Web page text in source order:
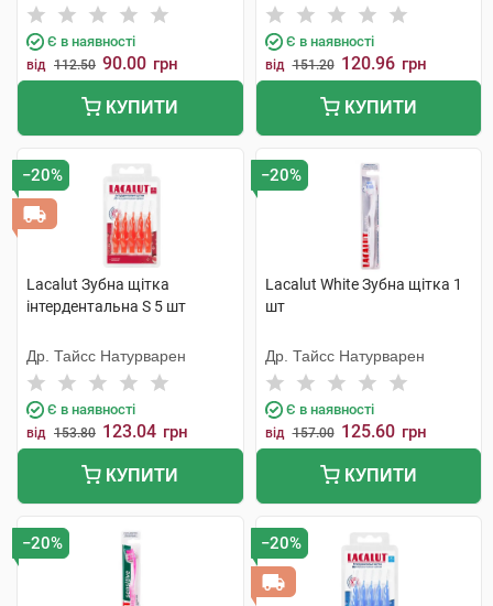
Є в наявності
від 112.50 90.00 грн
КУПИТИ
Є в наявності
від 151.20 120.96 грн
КУПИТИ
−20%
Lacalut Зубна щітка
інтердентальна S 5 шт
Др. Тайсс Натурварен
Є в наявності
від 153.80 123.04 грн
КУПИТИ
−20%
Lacalut White Зубна щітка 1
шт
Др. Тайсс Натурварен
Є в наявності
від 157.00 125.60 грн
КУПИТИ
−20% −20%